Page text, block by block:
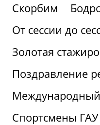
Скорбим
От сессии до
Золотая
Поздравление
Международный
Спортсмены